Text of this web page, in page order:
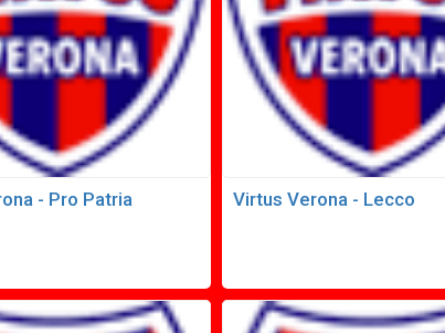
- Pro Patria Virtus Verona - Lecco